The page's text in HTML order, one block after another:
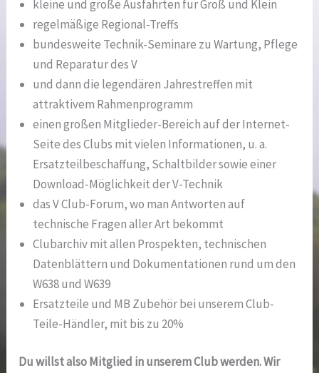
kleine und große Ausfahrten für Groß und Klein
regelmäßige Regional-Treffs
bundesweite Technik-Seminare zu Wartung, Pflege
und Reparatur des V
und dann die legendären Jahrestreffen mit
attraktivem Rahmenprogramm
einen großen Mitglieder-Bereich auf der Internet-
Seite des Clubs mit vielen Informationen, u. a.
Ersatzteilbeschaffung, Schaltbilder sowie einer
Download-Möglichkeit der V-Technik
das V Club-Forum, wo man Antworten auf
technische Fragen aller Art bekommt
Clubarchiv mit allen Prospekten, technischen
Datenblättern und Dokumentationen rund um den
W638 und W639
Ersatzteile und MB Zubehör bei unserem Club-
Teile-Händler, mit bis zu 20%
Du willst also Mitglied in unserem Club werden. Wir